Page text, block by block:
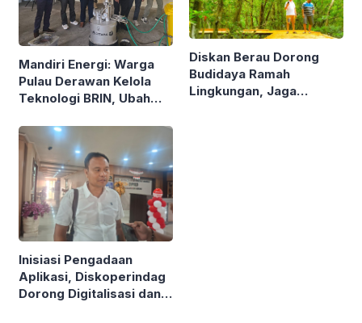
Mandiri Energi: Warga
Pulau Derawan Kelola
Teknologi BRIN, Ubah
Solar
Diskan Berau Dorong
Budidaya Ramah
Lingkungan, Jaga
Inisiasi Pengadaan
Aplikasi, Diskoperindag
Dorong Digitalisasi dan